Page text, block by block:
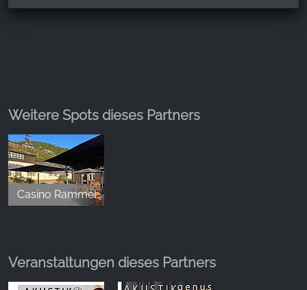
Weitere Spots dieses Partners
Casino Rammelsberg
Veranstaltungen dieses Partners